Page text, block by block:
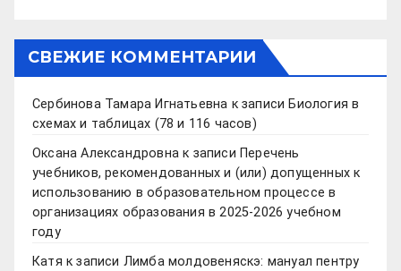
СВЕЖИЕ КОММЕНТАРИИ
Сербинова Тамара Игнатьевна к записи Биология в
схемах и таблицах (78 и 116 часов)
Оксана Александровна к записи Перечень
учебников, рекомендованных и (или) допущенных к
использованию в образовательном процессе в
организациях образования в 2025-2026 учебном
году
Катя к записи Лимба молдовеняскэ: мануал пентру